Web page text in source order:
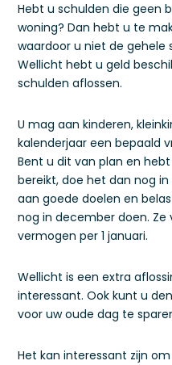
Hebt u schulden die geen
woning? Dan hebt u te
waardoor u niet de gehele
Wellicht hebt u geld
schulden aflossen.
U mag aan kinderen,
kalenderjaar een bepaald
Bent u dit van plan en
bereikt, doe het dan nog
aan goede doelen en
nog in december doen.
vermogen per 1 januari.
Wellicht is een extra
interessant. Ook kunt u
voor uw oude dag te
Het kan interessant zijn